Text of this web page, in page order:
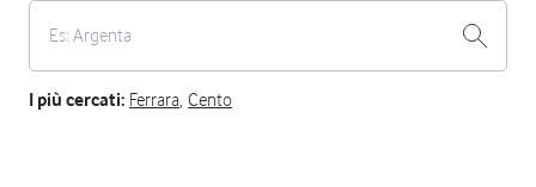
I più cercati: Ferrara, Cento